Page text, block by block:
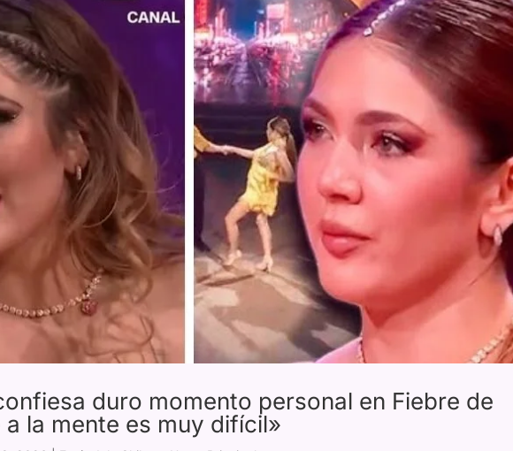
duro momento personal en Fiebre de
a la mente es muy difícil»